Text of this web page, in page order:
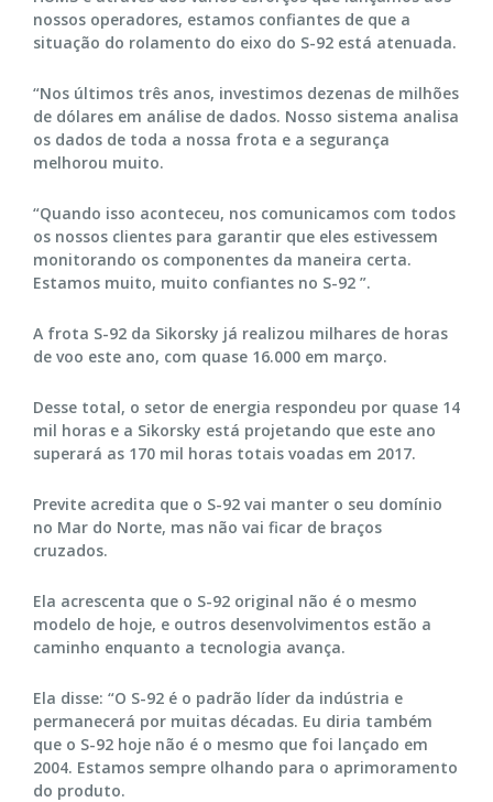
nossos operadores, estamos confiantes de que a
situação do rolamento do eixo do S-92 está atenuada.
“Nos últimos três anos, investimos dezenas de milhões
de dólares em análise de dados. Nosso sistema analisa
os dados de toda a nossa frota e a segurança
melhorou muito.
“Quando isso aconteceu, nos comunicamos com todos
os nossos clientes para garantir que eles estivessem
monitorando os componentes da maneira certa.
Estamos muito, muito confiantes no S-92 ”.
A frota S-92 da Sikorsky já realizou milhares de horas
de voo este ano, com quase 16.000 em março.
Desse total, o setor de energia respondeu por quase 14
mil horas e a Sikorsky está projetando que este ano
superará as 170 mil horas totais voadas em 2017.
Previte acredita que o S-92 vai manter o seu domínio
no Mar do Norte, mas não vai ficar de braços
cruzados.
Ela acrescenta que o S-92 original não é o mesmo
modelo de hoje, e outros desenvolvimentos estão a
caminho enquanto a tecnologia avança.
Ela disse: “O S-92 é o padrão líder da indústria e
permanecerá por muitas décadas. Eu diria também
que o S-92 hoje não é o mesmo que foi lançado em
2004. Estamos sempre olhando para o aprimoramento
do produto.